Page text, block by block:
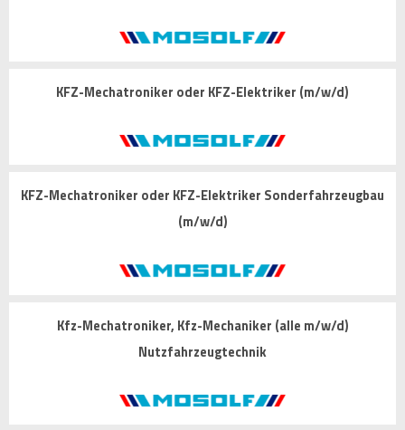
KFZ-Mechatroniker oder KFZ-Elektriker (m/w/d)
KFZ-Mechatroniker oder KFZ-Elektriker Sonderfahrzeugbau
(m/w/d)
Kfz-Mechatroniker, Kfz-Mechaniker (alle m/w/d)
Nutzfahrzeugtechnik